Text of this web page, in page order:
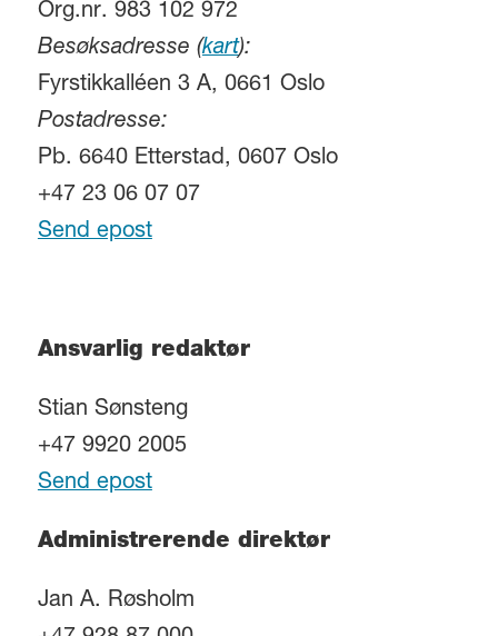
Org.nr. 983 102 972
Besøksadresse (kart):
Fyrstikkalléen 3 A, 0661 Oslo
Postadresse:
Pb. 6640 Etterstad, 0607 Oslo
+47 23 06 07 07
Send epost
Ansvarlig redaktør
Stian Sønsteng
+47 9920 2005
Send epost
Administrerende direktør
Jan A. Røsholm